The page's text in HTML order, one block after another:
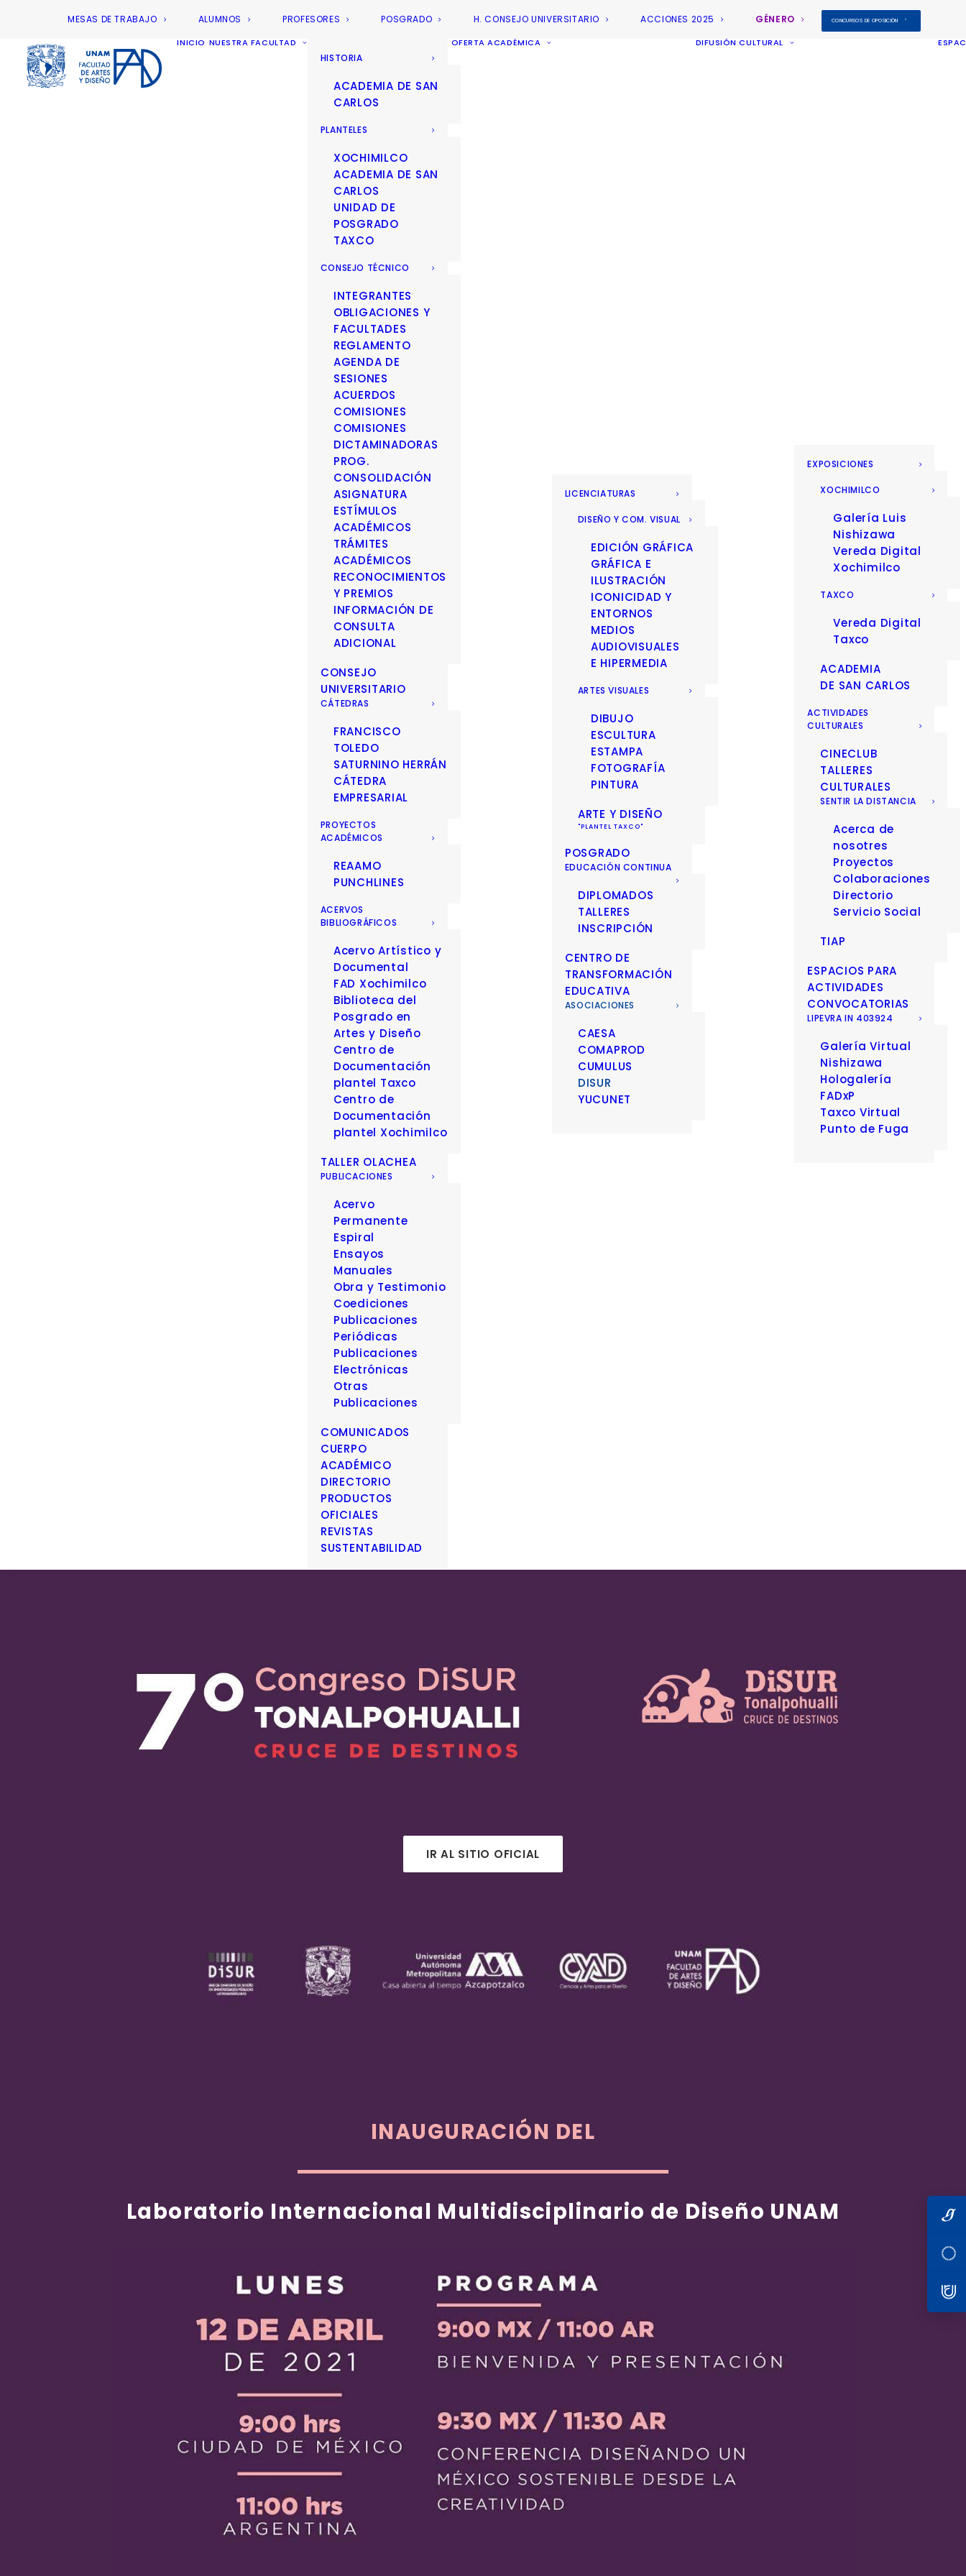
MESAS DE TRABAJO ALUMNOS PROFESORES POSGRADO H. CONSEJO UNIVERSITARIO ACCIONES 2025 GÉNERO CONCURSOS DE OPOSICIÓN
INICIO NUESTRA FACULTAD
HISTORIA
ACADEMIA DE SAN
CARLOS
PLANTELES
XOCHIMILCO
ACADEMIA DE SAN
CARLOS
UNIDAD DE
POSGRADO
TAXCO
CONSEJO TÉCNICO
INTEGRANTES
OBLIGACIONES Y
FACULTADES
REGLAMENTO
AGENDA DE
SESIONES
ACUERDOS
COMISIONES
COMISIONES
DICTAMINADORAS
PROG.
CONSOLIDACIÓN
ASIGNATURA
ESTÍMULOS
ACADÉMICOS
TRÁMITES
ACADÉMICOS
RECONOCIMIENTOS
Y PREMIOS
INFORMACIÓN DE
CONSULTA
ADICIONAL
CONSEJO
UNIVERSITARIO
CÁTEDRAS
FRANCISCO
TOLEDO
SATURNINO HERRÁN
CÁTEDRA
EMPRESARIAL
PROYECTOS
ACADÉMICOS
REAAMO
PUNCHLINES
ACERVOS
BIBLIOGRÁFICOS
Acervo Artístico y
Documental
FAD Xochimilco
Biblioteca del
Posgrado en
Artes y Diseño
Centro de
Documentación
plantel Taxco
Centro de
Documentación
plantel Xochimilco
TALLER OLACHEA
PUBLICACIONES
Acervo
Permanente
Espiral
Ensayos
Manuales
Obra y Testimonio
Coediciones
Publicaciones
Periódicas
Publicaciones
Electrónicas
Otras
Publicaciones
COMUNICADOS
CUERPO
ACADÉMICO
DIRECTORIO
PRODUCTOS
OFICIALES
REVISTAS
SUSTENTABILIDAD
OFERTA ACADÉMICA
LICENCIATURAS
DISEÑO Y COM. VISUAL
EDICIÓN GRÁFICA
GRÁFICA E
ILUSTRACIÓN
ICONICIDAD Y
ENTORNOS
MEDIOS
AUDIOVISUALES
E HIPERMEDIA
ARTES VISUALES
DIBUJO
ESCULTURA
ESTAMPA
FOTOGRAFÍA
PINTURA
ARTE Y DISEÑO
POSGRADO
EDUCACIÓN CONTINUA
DIPLOMADOS
TALLERES
INSCRIPCIÓN
CENTRO DE
TRANSFORMACIÓN
EDUCATIVA
ASOCIACIONES
CAESA
COMAPROD
CUMULUS
DISUR
YUCUNET
DIFUSIÓN CULTURAL
EXPOSICIONES
XOCHIMILCO
Galería Luis
Nishizawa
Vereda Digital
Xochimilco
TAXCO
Vereda Digital
Taxco
ACADEMIA
DE SAN CARLOS
ACTIVIDADES
CULTURALES
CINECLUB
TALLERES
CULTURALES
SENTIR LA DISTANCIA
Acerca de
nosotres
Proyectos
Colaboraciones
Directorio
Servicio Social
TIAP
ESPACIOS PARA
ACTIVIDADES
CONVOCATORIAS
LIPEVRA IN 403924
Galería Virtual
Nishizawa
Hologalería
FADxP
Taxco Virtual
Punto de Fuga
IR AL SITIO OFICIAL
INAUGURACIÓN DEL
Laboratorio Internacional Multidisciplinario de Diseño UNAM